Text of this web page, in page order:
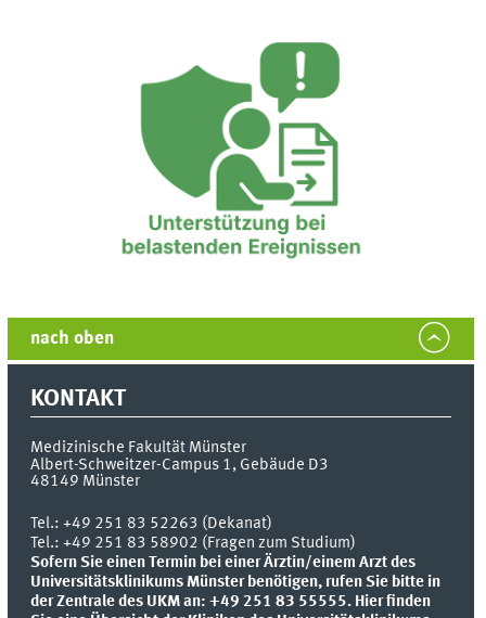
nach oben
KONTAKT
Medizinische Fakultät Münster
Albert-Schweitzer-Campus 1, Gebäude D3
48149 Münster
Tel.:+49 251 83 52263 (Dekanat)
Tel.: +49 251 83 58902 (Fragen zum Studium)
Sofern Sie einen Termin bei einer Ärztin/einem Arzt des
Universitätsklinikums Münster benötigen, rufen Sie bitte in
der Zentrale des UKM an: +49 251 83 55555. Hier finden